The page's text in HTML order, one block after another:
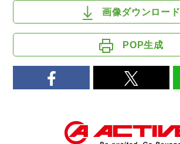
画像ダウンロード
POP生成